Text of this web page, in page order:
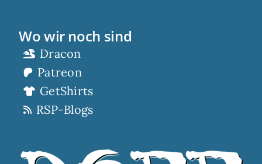
Wo wir noch sind
Dracon
Patreon
GetShirts
RSP-Blogs